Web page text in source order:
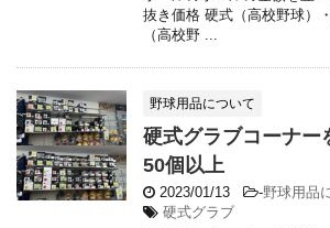
抜き価格 硬式（高校野球）
（高校野 ...
野球用品について
硬式グラブコーナー
50個以上
2023/01/13 -野球用品
硬式グラブ